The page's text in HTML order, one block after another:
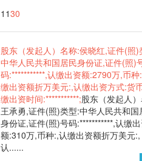
1130
股东（发起人）名称:侯晓红,证件(照)
中华人民共和国居民身份证,证件(照)
码:***********,认缴出资额:2790万,币
缴出资额折万美元:,认缴出资方式:货
缴出资时间:***********;股东（发起人
王承勇,证件(照)类型:中华人民共和国
身份证,证件(照)号码:***********,认缴
额:310万,币种:,认缴出资额折万美元:,
认......